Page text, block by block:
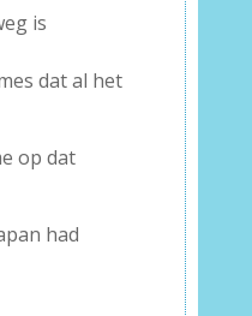
is
dat al het
op dat
had